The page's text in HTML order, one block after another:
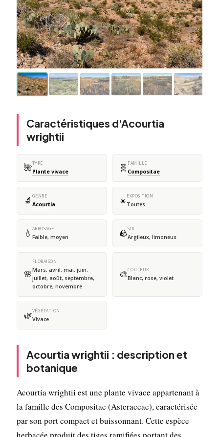
Caractéristiques d'Acourtia
wrightii
🌺TYPE
Plante vivace 🧬 FAMILLE
Compositae
🔬 GENRE
Acourtia ☀️EXPOSITION
Toutes
💧 ARROSAGE
Faible, moyen 🪨SOL
Argileux, limoneux
🌸
FLORAISON
Mars, avril, mai, juin,
juillet, août, septembre,
octobre, novembre
🎨COULEUR
Blanc, rose, violet
🌿VÉGÉTATION
Vivace
Acourtia wrightii : description et
botanique
Acourtia wrightii est une plante vivace appartenant à
la famille des Compositae (Asteraceae), caractérisée
par son port compact et buissonnant. Cette espèce